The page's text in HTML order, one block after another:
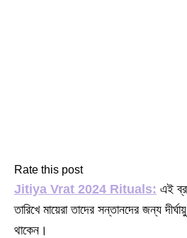
Rate this post
Jitiya Vrat 2024 Rituals: এই
তারিখে মায়েরা তাদের সন্তানদের জন্য
থাকেন।